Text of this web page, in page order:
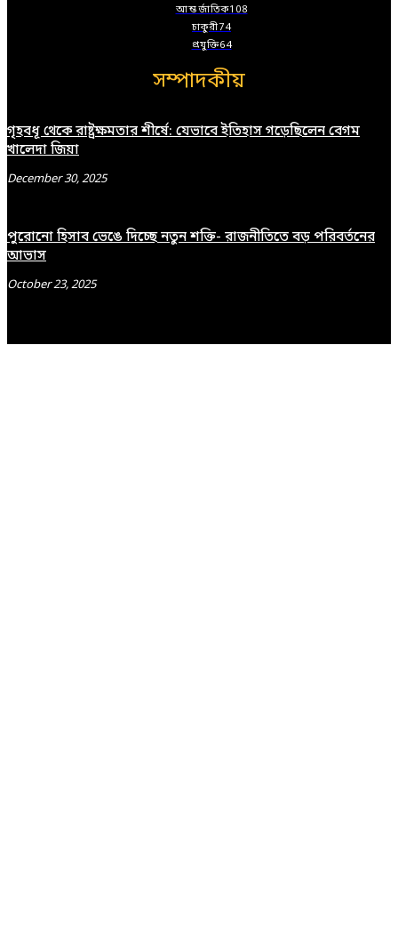
আন্তর্জাতিক108
চাকুরী74
প্রযুক্তি64
সম্পাদকীয়
গৃহবধূ থেকে রাষ্ট্রক্ষমতার শীর্ষে: যেভাবে ইতিহাস গড়েছিলেন বেগম
খালেদা জিয়া
December 30, 2025
পুরোনো হিসাব ভেঙে দিচ্ছে নতুন শক্তি- রাজনীতিতে বড় পরিবর্তনের
আভাস
October 23, 2025